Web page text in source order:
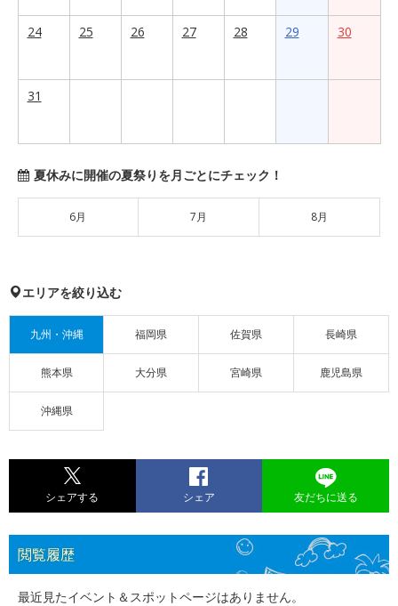
24 25 26 27 28 29 30
31
夏休みに開催の夏祭りを月ごとにチェック！
6月 7月 8月
エリアを絞り込む
九州・沖縄 福岡県 佐賀県 長崎県
熊本県 大分県 宮崎県 鹿児島県
沖縄県
シェアする シェア 友だちに送る
閲覧履歴
最近見たイベント＆スポットページはありません。